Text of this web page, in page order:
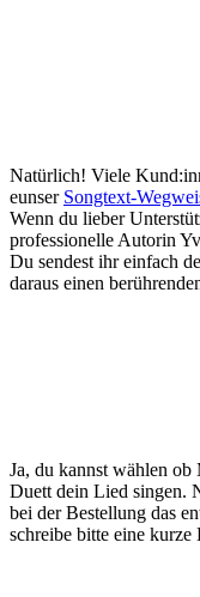
Natürlich! Viele
eunser Songtext-
Wenn du lieber
professionelle Autorin
Du sendest ihr einfach
daraus einen
Ja, du kannst wählen
Duett dein Lied singen.
bei der Bestellung das
schreibe bitte eine